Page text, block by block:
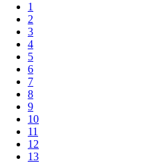
1
2
3
4
5
6
7
8
9
10
11
12
13